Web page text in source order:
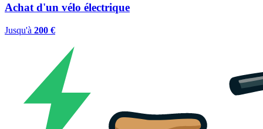
Achat d'un vélo électrique
Jusqu'à 200 €